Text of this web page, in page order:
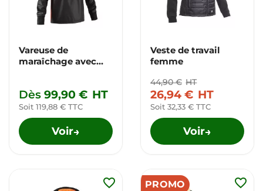
Vareuse de
maraîchage avec
Dès 99,90 € HT
Soit 119,88 € TTC
Voir→
Veste de travail
femme
44,90 € HT
26,94 € HT
Soit 32,33 € TTC
Voir→
favorite_border PROMO favorite_border